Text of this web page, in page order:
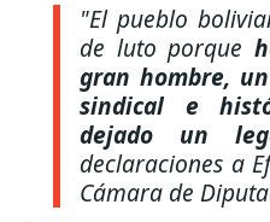
"El pueblo
de luto porque
gran hombre,
sindical e
dejado un
declaraciones a
Cámara de